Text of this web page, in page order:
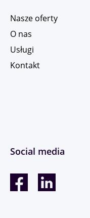
Nasze oferty
O nas
Usługi
Kontakt
Social media